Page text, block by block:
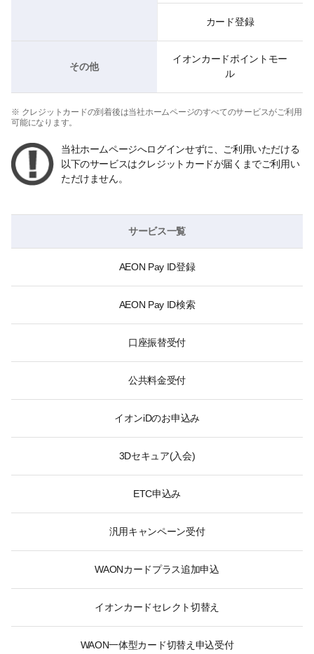
カード登録
その他
イオンカードポイントモー
ル
※ クレジットカードの到着後は当社ホームページのすべてのサービスがご利用
可能になります。
当社ホームページへログインせずに、ご利用いただける
以下のサービスはクレジットカードが届くまでご利用い
ただけません。
サービス一覧
AEON Pay ID登録
AEON Pay ID検索
口座振替受付
公共料金受付
イオンiDのお申込み
3Dセキュア(入会)
ETC申込み
汎用キャンペーン受付
WAONカードプラス追加申込
イオンカードセレクト切替え
WAON一体型カード切替え申込受付